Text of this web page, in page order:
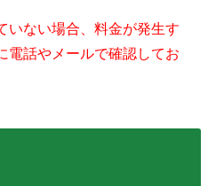
いない場合、料金が発生す
電話やメールで確認してお